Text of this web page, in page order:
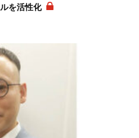
を活性化